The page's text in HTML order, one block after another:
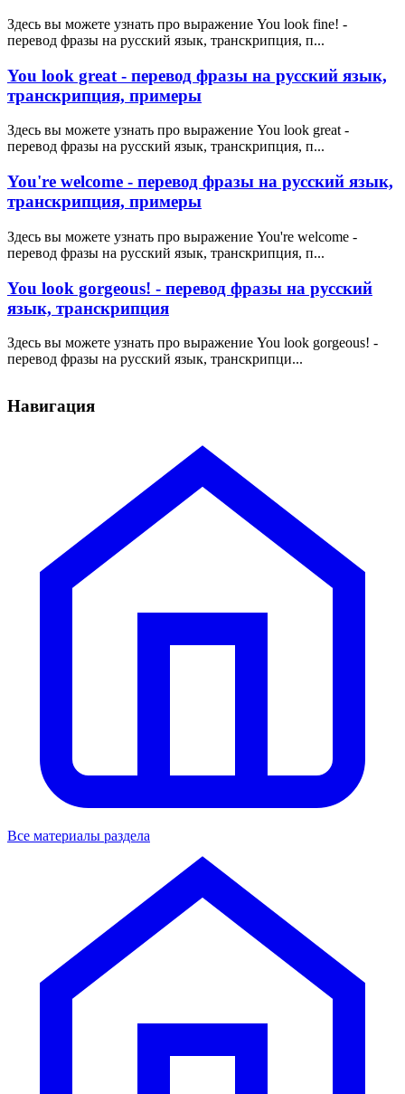
Здесь вы можете узнать про выражение You look fine! -
перевод фразы на русский язык, транскрипция, п...
You look great - перевод фразы на русский язык,
транскрипция, примеры
Здесь вы можете узнать про выражение You look great -
перевод фразы на русский язык, транскрипция, п...
You're welcome - перевод фразы на русский язык,
транскрипция, примеры
Здесь вы можете узнать про выражение You're welcome -
перевод фразы на русский язык, транскрипция, п...
You look gorgeous! - перевод фразы на русский
язык, транскрипция
Здесь вы можете узнать про выражение You look gorgeous! -
перевод фразы на русский язык, транскрипци...
Навигация
Все материалы раздела